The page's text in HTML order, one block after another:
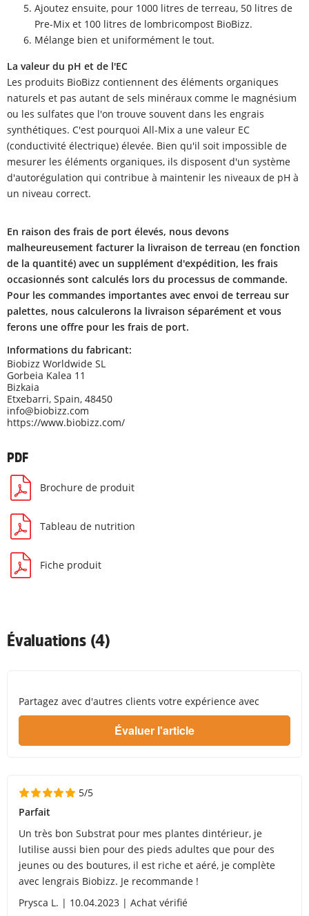
Ajoutez ensuite, pour 1000 litres de terreau, 50 litres de
Pre-Mix et 100 litres de lombricompost BioBizz.
Mélange bien et uniformément le tout.
La valeur du pH et de l'EC
Les produits BioBizz contiennent des éléments organiques
naturels et pas autant de sels minéraux comme le magnésium
ou les sulfates que l'on trouve souvent dans les engrais
synthétiques. C'est pourquoi All-Mix a une valeur EC
(conductivité électrique) élevée. Bien qu'il soit impossible de
mesurer les éléments organiques, ils disposent d'un système
d'autorégulation qui contribue à maintenir les niveaux de pH à
un niveau correct.
En raison des frais de port élevés, nous devons
malheureusement facturer la livraison de terreau (en fonction
de la quantité) avec un supplément d'expédition, les frais
occasionnés sont calculés lors du processus de commande.
Pour les commandes importantes avec envoi de terreau sur
palettes, nous calculerons la livraison séparément et vous
ferons une offre pour les frais de port.
Informations du fabricant:
Biobizz Worldwide SL
Gorbeia Kalea 11
Bizkaia
Etxebarri, Spain, 48450
info@biobizz.com
https://www.biobizz.com/
PDF
Brochure de produit
Tableau de nutrition
Fiche produit
Évaluations (4)
Partagez avec d'autres clients votre expérience avec
5/5
Parfait
Un très bon Substrat pour mes plantes dintérieur, je
lutilise aussi bien pour des pieds adultes que pour des
jeunes ou des boutures, il est riche et aéré, je complète
avec lengrais Biobizz. Je recommande !
Prysca L. | 10.04.2023 | Achat vérifié